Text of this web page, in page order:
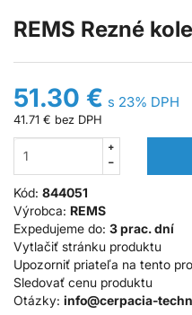
REMS Rezné
51.30 € s 23% DPH
41.71 € bez DPH
Kód: 844051
Výrobca: REMS
Expedujeme do: 3 prac. dní
Vytlačiť stránku produktu
Upozorniť priateľa na tento
Sledovať cenu produktu
Otázky: info@cerpacia-